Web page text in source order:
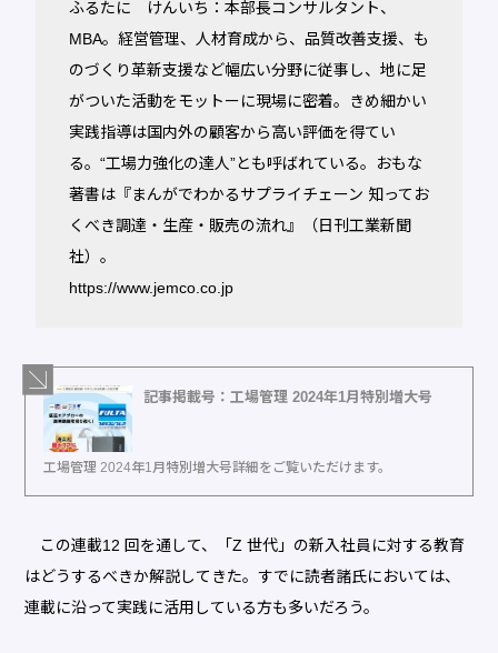
ふるたに けんいち：本部長コンサルタント、
MBA。経営管理、人材育成から、品質改善支援、も
のづくり革新支援など幅広い分野に従事し、地に足
がついた活動をモットーに現場に密着。きめ細かい
実践指導は国内外の顧客から高い評価を得てい
る。“工場力強化の達人”とも呼ばれている。おもな
著書は『まんがでわかるサプライチェーン 知ってお
くべき調達・生産・販売の流れ』（日刊工業新聞
社）。
https://www.jemco.co.jp
記事掲載号：工場管理 2024年1月特別増大号
工場管理 2024年1月特別増大号詳細をご覧いただけます。
この連載12 回を通して、「Z 世代」の新入社員に対する教育
はどうするべきか解説してきた。すでに読者諸氏においては、
連載に沿って実践に活用している方も多いだろう。